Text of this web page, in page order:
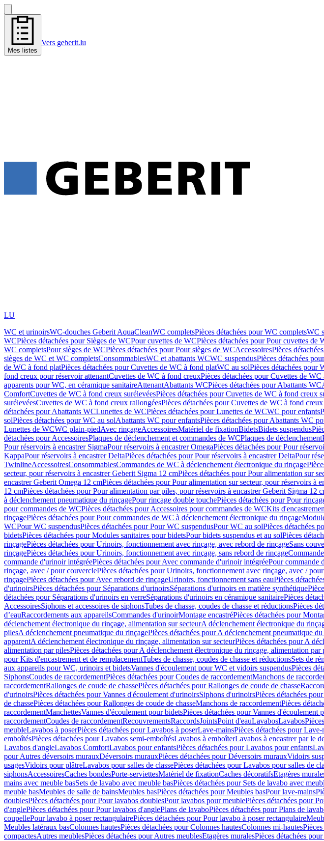
Mes listes
Vers geberit.lu
LU
WC et urinoirsWC-douches Geberit AquaCleanWC completsPièces détachées pour WC completsWC
WCPièces détachées pour Sièges de WCPour cuvettes de WCPièces détachées pour Pour cuvettes de
WC completsPour sièges de WCPièces détachées pour Pour sièges de WCAccessoiresPièces
sièges de WC et WC completsConsommablesWC et abattants WCWC suspendusPièces détachées
de WC à fond platPièces détachées pour Cuvettes de WC à fond platWC au solPièces détachées pour
fond creux pour réservoir attenantCuvettes de WC à fond creuxPièces détachées pour Cuvettes de
apparents pour WC, en céramique sanitaireAttenantAbattants WCPièces détachées pour Abattants WC
ComfortCuvettes de WC à fond creux surélevéesPièces détachées pour Cuvettes de WC à fond creux
surélevéesCuvettes de WC à fond creux rallongéesPièces détachées pour Cuvettes de WC à fond
détachées pour Abattants WCLunettes de WCPièces détachées pour Lunettes de WCWC pour enfants
solPièces détachées pour WC au solAbattants WC pour enfantsPièces détachées pour Abattants WC
Lunettes de WCWC plain-piedAvec rinçageAccessoiresMatériel de fixationBidetsBidets suspendus
détachées pour AccessoiresPlaques de déclenchement et commandes de WCPlaques de déclenchement
Pour réservoirs à encastrer SigmaPour réservoirs à encastrer OmegaPièces détachées pour Pour
KappaPour réservoirs à encastrer DeltaPièces détachées pour Pour réservoirs à encastrer DeltaPour
TwinlineAccessoiresConsommablesCommandes de WC à déclenchement électronique du rinçage
secteur, pour réservoirs à encastrer Geberit Sigma 12 cmPièces détachées pour Pour alimentation sur
encastrer Geberit Omega 12 cmPièces détachées pour Pour alimentation sur secteur, pour réservoirs à
12 cmPièces détachées pour Pour alimentation par piles, pour réservoirs à encastrer Geberit Sigma 12
à déclenchement pneumatique du rinçagePour rinçage double touchePièces détachées pour Pour
pour commandes de WCPièces détachées pour Accessoires pour commandes de WCKits
rinçagePièces détachées pour Pour commandes de WC à déclenchement électronique du rinçage
WCPour WC suspendusPièces détachées pour Pour WC suspendusPour WC au solPièces détachées
bidetsPièces détachées pour Modules sanitaires pour bidetsPour bidets suspendus et au solPièces
rinçagePièces détachées pour Urinoirs, fonctionnement avec rinçage, avec rebord de rinçageSans
rinçagePièces détachées pour Urinoirs, fonctionnement avec rinçage, sans rebord de rinçage
commande d'urinoir intégréePièces détachées pour Avec commande d'urinoir intégréePour commande
rinçage, avec / pour couverclePièces détachées pour Urinoirs, fonctionnement avec rinçage, avec /
rinçagePièces détachées pour Avec rebord de rinçageUrinoirs, fonctionnement sans eauPièces
d'urinoirsPièces détachées pour Séparations d'urinoirsSéparations d'urinoirs en matière synthétique
détachées pour Séparations d'urinoirs en verreSéparations d'urinoirs en céramique sanitairePièces
AccessoiresSiphons et accessoires de siphonsTubes de chasse, coudes de chasse et réductionsPièces
d’eauRaccordements aux appareilsCommandes d'urinoirMontage encastréPièces détachées pour
déclenchement électronique du rinçage, alimentation sur secteurA déclenchement électronique du
pilesA déclenchement pneumatique du rinçagePièces détachées pour A déclenchement pneumatique
apparentA déclenchement électronique du rinçage, alimentation sur secteurPièces détachées pour A
alimentation par pilesPièces détachées pour A déclenchement électronique du rinçage, alimentation par
pour Kits d'encastrement et de remplacementTubes de chasse, coudes de chasse et réductionsSets de
aux appareils pour WC, urinoirs et bidetsVannes d'écoulement pour WC et vidoirs suspendusPièces
SiphonsCoudes de raccordementPièces détachées pour Coudes de raccordementManchons de
raccordementRallonges de coude de chassePièces détachées pour Rallonges de coude de chasse
d'urinoirsPièces détachées pour Vannes d'écoulement d'urinoirsSiphons d'urinoirsPièces détachées
de chassePièces détachées pour Rallonges de coude de chasseManchons de raccordementPièces
raccordementManchettesVannes d'écoulement pour bidetsPièces détachées pour Vannes d'écoulement
raccordementCoudes de raccordementRecouvrementsRaccordsJointsPoint d'eauLavabosLavabos
meubleLavabos à poserPièces détachées pour Lavabos à poserLave-mainsPièces détachées pour Lave-
emboîtésPièces détachées pour Lavabos semi-emboîtésLavabos à emboîterLavabos à encastrer par le
Lavabos d'angleLavabos ComfortLavabos pour enfantsPièces détachées pour Lavabos pour enfants
pour Autres déversoirs murauxDéversoirs murauxPièces détachées pour Déversoirs murauxVidoirs
usagesVidoirs pour plâtreLavabos pour salles de classePièces détachées pour Lavabos pour salles de
siphonsAccessoiresCaches bondesPorte-serviettesMatériel de fixationCaches décoratifsEtagères
mains avec meuble basSets de lavabo avec meuble basPièces détachées pour Sets de lavabo avec
meuble basMeubles de salle de bainsMeubles basPièces détachées pour Meubles basPour lave-mains
doublesPièces détachées pour Pour lavabos doublesPour lavabos pour meublePièces détachées pour
d'anglePièces détachées pour Pour lavabos d'anglePlans de lavaboPièces détachées pour Plans de
coupellePour lavabo à poser rectangulairePièces détachées pour Pour lavabo à poser rectangulaire
Meubles latéraux basColonnes hautesPièces détachées pour Colonnes hautesColonnes mi-hautes
compactesAutres meublesPièces détachées pour Autres meublesEtagères muralesPièces détachées